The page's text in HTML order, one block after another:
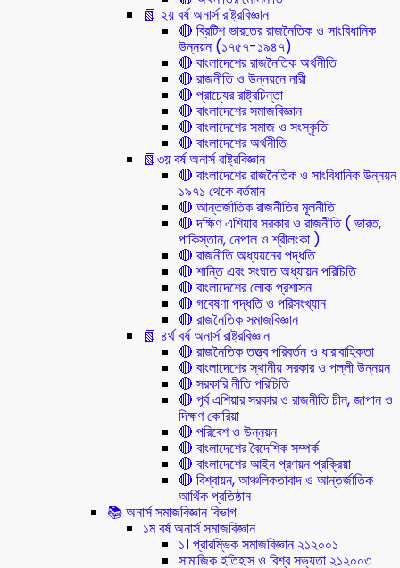
📗 ২য় বর্ষ অনার্স রাষ্ট্রবিজ্ঞান
🔴 ব্রিটিশ ভারতের রাজনৈতিক ও সাংবিধানিক
উন্নয়ন (১৭৫৭-১৯৪৭)
🔴 বাংলাদেশের রাজনৈতিক অর্থনীতি
🔴 রাজনীতি ও উন্নয়নে নারী
🔴 প্রাচ্যের রাষ্ট্রচিন্তা
🔴 বাংলাদেশের সমাজবিজ্ঞান
🔴 বাংলাদেশের সমাজ ও সংস্কৃতি
🔴 বাংলাদেশের অর্থনীতি
📗৩য় বর্ষ অনার্স রাষ্ট্রবিজ্ঞান
🔴 বাংলাদেশের রাজনৈতিক ও সাংবিধানিক উন্নয়ন
১৯৭১ থেকে বর্তমান
🔴 আন্তর্জাতিক রাজনীতির মূলনীতি
🔴 দক্ষিণ এশিয়ার সরকার ও রাজনীতি ( ভারত,
পাকিস্তান, নেপাল ও শ্রীলংকা )
🔴 রাজনীতি অধ্যয়নের পদ্ধতি
🔴 শান্তি এবং সংঘাত অধ্যায়ন পরিচিতি
🔴 বাংলাদেশের লোক প্রশাসন
🔴 গবেষণা পদ্ধতি ও পরিসংখ্যান
🔴 রাজনৈতিক সমাজবিজ্ঞান
📗 ৪র্থ বর্ষ অনার্স রাষ্ট্রবিজ্ঞান
🔴 রাজনৈতিক তত্ত্ব পরিবর্তন ও ধারাবাহিকতা
🔴 বাংলাদেশের স্থানীয় সরকার ও পল্লী উন্নয়ন
🔴 সরকারি নীতি পরিচিতি
🔴 পূর্ব এশিয়ার সরকার ও রাজনীতি চীন, জাপান ও
দিক্ষণ কোরিয়া
🔴 পরিবেশ ও উন্নয়ন
🔴 বাংলাদেশের বৈদেশিক সম্পর্ক
🔴 বাংলাদেশের আইন প্রণয়ন প্রক্রিয়া
🔴 বিশ্বায়ন, আঞ্চলিকতাবাদ ও আন্তর্জাতিক
আর্থিক প্রতিষ্ঠান
📚 অনার্স সমাজবিজ্ঞান বিভাগ
১ম বর্ষ অনার্স সমাজবিজ্ঞান
১। প্রারম্ভিক সমাজবিজ্ঞান ২১২০০১
সামাজিক ইতিহাস ও বিশ্ব সভ্যতা ২১২০০৩